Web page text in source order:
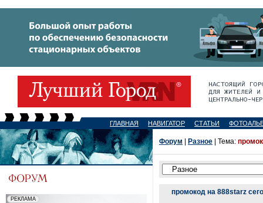
ГЛАВНАЯ НАВИГАТОР СТАТЬИ
Форум Разное | Тема:
промокод на 888starz